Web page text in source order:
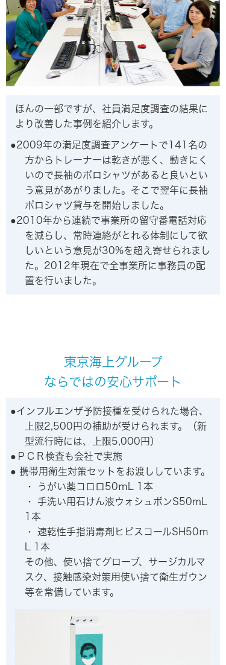
ほんの一部ですが、社員満足度調査の結果に
より改善した事例を紹介します。
2009年の満足度調査アンケートで141名の
方からトレーナーは乾きが悪く、動きにく
いので長袖のポロシャツがあると良いとい
う意見があがりました。そこで翌年に長袖
ポロシャツ貸与を開始しました。
2010年から連続で事業所の留守番電話対応
を減らし、常時連絡がとれる体制にして欲
しいという意見が30%を超え寄せられまし
た。2012年現在で全事業所に事務員の配
置を行いました。
東京海上グループ
ならではの安心サポート
インフルエンザ予防接種を受けられた場合、
上限2,500円の補助が受けられます。（新
型流行時には、上限5,000円）
ＰＣＲ検査も会社で実施
携帯用衛生対策セットをお渡ししています。
・ うがい薬コロロ50ｍL 1本
・ 手洗い用石けん液ウォシュボンS50mL
1本
・ 速乾性手指消毒剤ヒビスコールSH50ｍ
L 1本
その他、使い捨てグローブ、サージカルマ
スク、接触感染対策用使い捨て衛生ガウン
等を常備しています。